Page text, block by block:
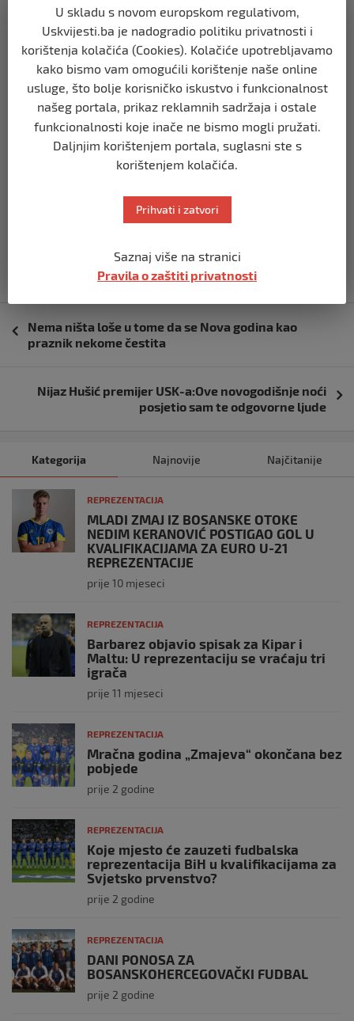
sistemski se uništavao godinama na razne načine
posebno miješanjem politike da bi potpuni krah doživio u
2023. godine. Međutim, zbog Lige nacija u drugoj polovini
trećeg mjeseca naredne 2024. imamo mogućnost da se
kroz baraž plasiramo po prvi put na Evropsko prvenstvo i
da zaboravimo najlošije kvalifikacije u našoj historiji.
Za kraj jedino što možemo jeste to da poželimo sreću
našim Zmajevima u utakmici protiv Ukrajine tokom marta
2024. i u eventualnoj finalnoj utakmici dodatnih
Napisao: Aldin Nesimović
objava
Nema ništa loše u tome da se Nova godina kao
praznik nekome čestita
Nijaz Hušić premijer USK-a:Ove novogodišnje noći
posjetio sam te odgovorne ljude
Kategorija Najnovije Najčitanije
REPREZENTACIJA
MLADI ZMAJ IZ BOSANSKE OTOKE
NEDIM KERANOVIĆ POSTIGAO GOL U
KVALIFIKACIJAMA ZA EURO U-21
REPREZENTACIJE
prije 10 mjeseci
REPREZENTACIJA
Barbarez objavio spisak za Kipar i
Maltu: U reprezentaciju se vraćaju tri
igrača
prije 11 mjeseci
REPREZENTACIJA
Mračna godina „Zmajeva“ okončana bez
pobjede
prije 2 godine
REPREZENTACIJA
Koje mjesto će zauzeti fudbalska
reprezentacija BiH u kvalifikacijama za
Svjetsko prvenstvo?
prije 2 godine
REPREZENTACIJA
DANI PONOSA ZA
BOSANSKOHERCEGOVAČKI FUDBAL
prije 2 godine
U skladu s novom europskom regulativom,
Uskvijesti.ba je nadogradio politiku privatnosti i
korištenja kolačića (Cookies). Kolačiće upotrebljavamo
kako bismo vam omogućili korištenje naše online
usluge, što bolje korisničko iskustvo i funkcionalnost
našeg portala, prikaz reklamnih sadržaja i ostale
funkcionalnosti koje inače ne bismo mogli pružati.
Daljnjim korištenjem portala, suglasni ste s
korištenjem kolačića.
Prihvati i zatvori
Saznaj više na stranici
Pravila o zaštiti privatnosti